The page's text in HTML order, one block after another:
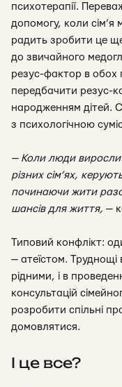
психотерапії.
допомогу, коли
радить зробити це
до звичайного
резус-фактор в обох
передбачити резус-
народженням дітей.
з психологічною
— Коли люди виросли
різних сім’ях,
починаючи жити
шансів для життя, —
Типовий конфлікт:
— атеїстом. Труднощі
рідними, і в
консультацій
розробити спільні
домовлятися.
І це все?